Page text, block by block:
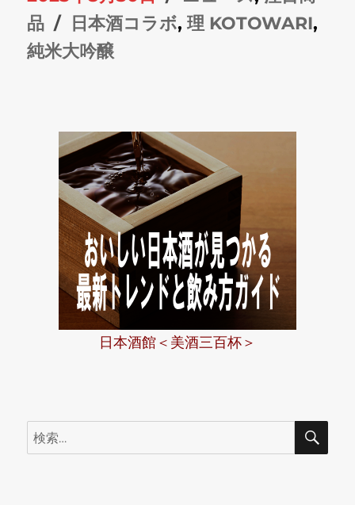
稿
日:
テ
品
タ
グ
日本酒コラボ,理 KOTOWARI,
純米大吟醸
日本酒館＜美酒三百杯＞
検
索:
検